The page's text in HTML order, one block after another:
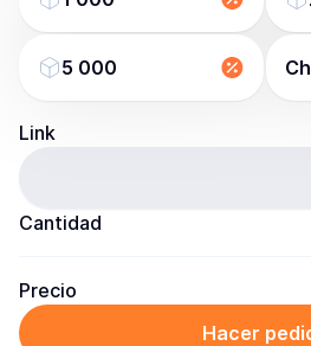
5 000
Link
Cantidad
Precio
Hacer